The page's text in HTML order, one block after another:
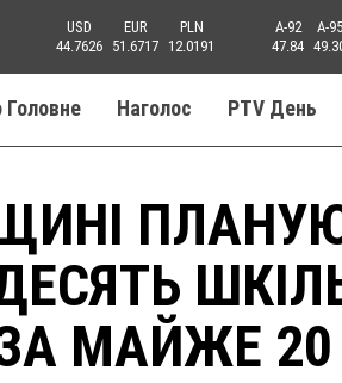
USD
44.7626
EUR
51.6717
PLN
12.0191
A-92
47.84
A-95
Головне Наголос PTV День
МАЙЖЕ